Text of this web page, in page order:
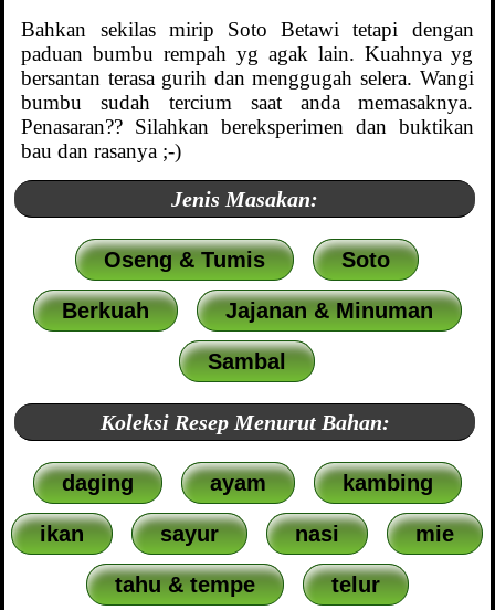
Bahkan sekilas mirip Soto Betawi tetapi dengan
paduan bumbu rempah yg agak lain. Kuahnya yg
bersantan terasa gurih dan menggugah selera. Wangi
bumbu sudah tercium saat anda memasaknya.
Penasaran?? Silahkan bereksperimen dan buktikan
bau dan rasanya ;-)
Jenis Masakan:
Oseng & Tumis Soto
Berkuah Jajanan & Minuman
Sambal
Koleksi Resep Menurut Bahan:
daging ayam kambing
ikan sayur nasi mie
tahu & tempe telur